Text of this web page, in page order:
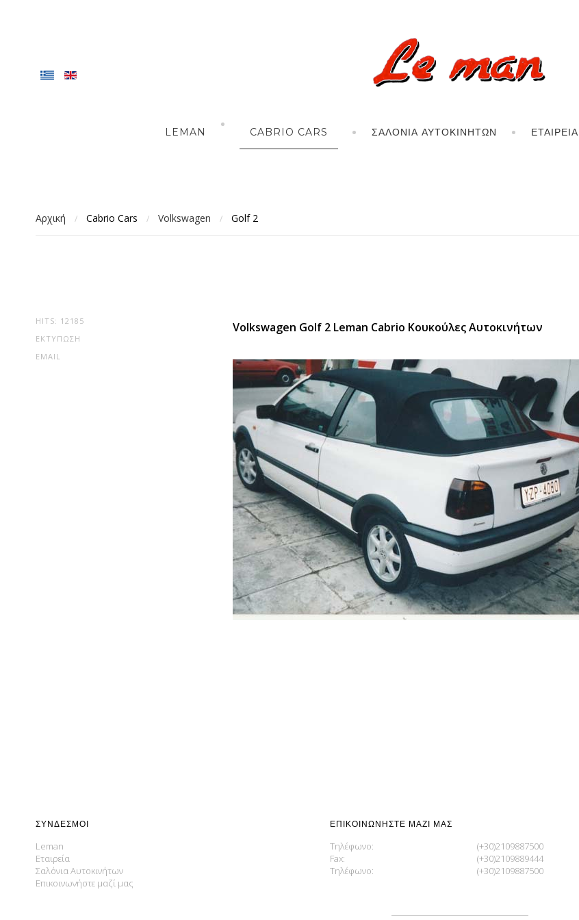
LEMAN CABRIO CARS ΣΑΛΌΝΙΑ ΑΥΤΟΚΙΝΉΤΩΝ ΕΤΑΙΡΕΊΑ
Αρχική / Cabrio Cars / Volkswagen / Golf 2
HITS: 12185
ΕΚΤΎΠΩΣΗ
EMAIL
Volkswagen Golf 2 Leman Cabrio Κουκούλες Αυτοκινήτων
ΣΎΝΔΕΣΜΟΙ
Leman
Εταιρεία
Σαλόνια Αυτοκινήτων
Επικοινωνήστε μαζί μας
ΕΠΙΚΟΙΝΩΝΉΣΤΕ ΜΑΖΊ ΜΑΣ
Τηλέφωνο:
Fax:
Τηλέφωνο:
(+30)2109887500
(+30)2109889444
(+30)2109887500